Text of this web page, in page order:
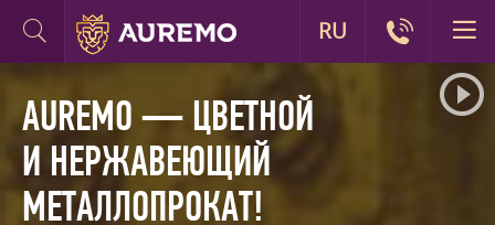
AUREMO — ЦВЕТНОЙ
И НЕРЖАВЕЮЩИЙ
МЕТАЛЛОПРОКАТ!
RU